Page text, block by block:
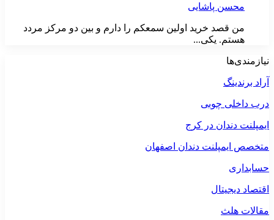
محسن پاشایی
من قصد خرید اولین سمعکم را دارم و بین دو مرکز مردد
هستم. یکی...
نیازمندی‌ها
آراد برندینگ
درب داخلی چوبی
ایمپلنت دندان در کرج
متخصص ایمپلنت دندان اصفهان
حسابداری
اقتصاد دیجیتال
مقالات هلث